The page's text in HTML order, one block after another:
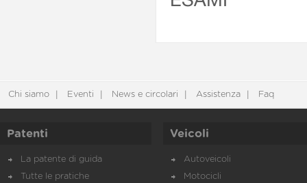
Chi siamo Eventi News e circolari Assistenza Faq
Patenti
La patente di guida
Tutte le pratiche
Veicoli
Autoveicoli
Motocicli